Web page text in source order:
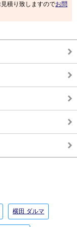
積り致しますのでお問
横田 ダルマ